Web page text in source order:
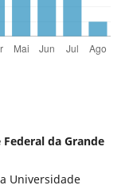
da Grande
Universidade